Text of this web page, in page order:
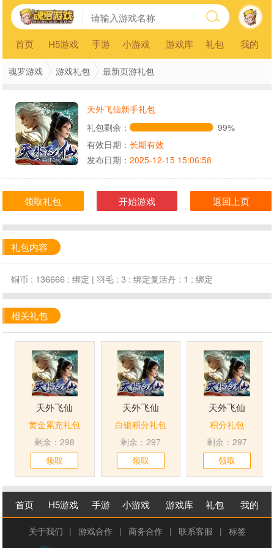
首页 H5游戏 手游 小游戏 游戏库 礼包 我的
魂罗游戏 游戏礼包 最新页游礼包
天外飞仙新手礼包
礼包剩余：
99%
有效日期： 长期有效
发布日期： 2025-12-15 15:06:58
领取礼包 开始游戏 返回上页
礼包内容
铜币 : 136666 : 绑定 | 羽毛 : 3 : 绑定复活丹 : 1 : 绑定
相关礼包
天外飞仙
黄金累充礼包
剩余：298
领取
天外飞仙
白银积分礼包
剩余：297
领取
天外飞仙
积分礼包
剩余：297
领取
首页 H5游戏 手游 小游戏 游戏库 礼包 我的
关于我们 | 游戏合作 | 商务合作 | 联系客服 | 标签